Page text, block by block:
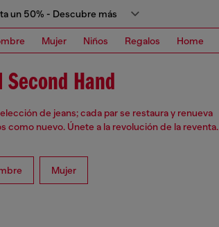
un 50% - Descubre más
Mujer Niños Regalos Home
Second Hand
de jeans; cada par se restaura y renueva
como nuevo. Únete a la revolución de la reventa.
Mujer